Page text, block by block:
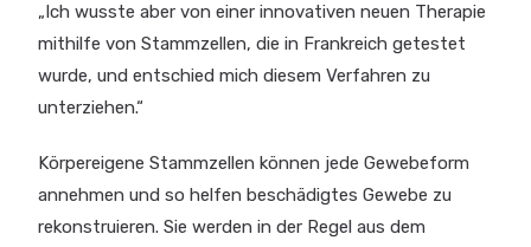
„Ich wusste aber von einer innovativen neuen Therapie
mithilfe von Stammzellen, die in Frankreich getestet
wurde, und entschied mich diesem Verfahren zu
unterziehen.“
Körpereigene Stammzellen können jede Gewebeform
annehmen und so helfen beschädigtes Gewebe zu
rekonstruieren. Sie werden in der Regel aus dem